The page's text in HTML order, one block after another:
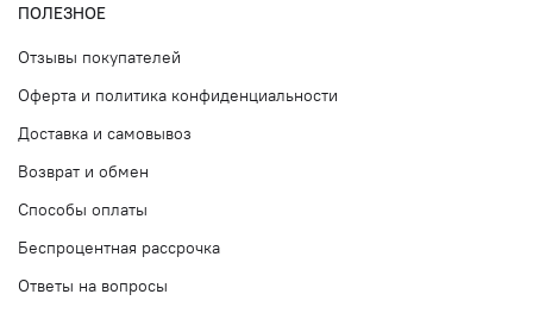
ПОЛЕЗНОЕ
Отзывы покупателей
Оферта и политика конфиденциальности
Доставка и самовывоз
Возврат и обмен
Способы оплаты
Беспроцентная рассрочка
Ответы на вопросы